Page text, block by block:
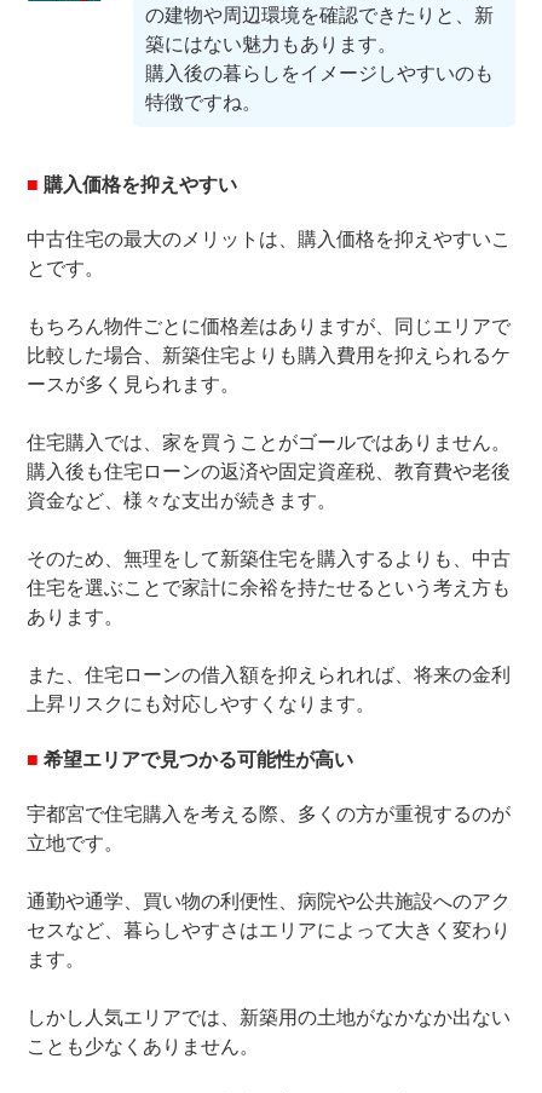
の建物や周辺環境を確認できたりと、新
築にはない魅力もあります。
購入後の暮らしをイメージしやすいのも
特徴ですね。
■ 購入価格を抑えやすい
中古住宅の最大のメリットは、購入価格を抑えやすいこ
とです。
もちろん物件ごとに価格差はありますが、同じエリアで
比較した場合、新築住宅よりも購入費用を抑えられるケ
ースが多く見られます。
住宅購入では、家を買うことがゴールではありません。
購入後も住宅ローンの返済や固定資産税、教育費や老後
資金など、様々な支出が続きます。
そのため、無理をして新築住宅を購入するよりも、中古
住宅を選ぶことで家計に余裕を持たせるという考え方も
あります。
また、住宅ローンの借入額を抑えられれば、将来の金利
上昇リスクにも対応しやすくなります。
■ 希望エリアで見つかる可能性が高い
宇都宮で住宅購入を考える際、多くの方が重視するのが
立地です。
通勤や通学、買い物の利便性、病院や公共施設へのアク
セスなど、暮らしやすさはエリアによって大きく変わり
ます。
しかし人気エリアでは、新築用の土地がなかなか出ない
ことも少なくありません。